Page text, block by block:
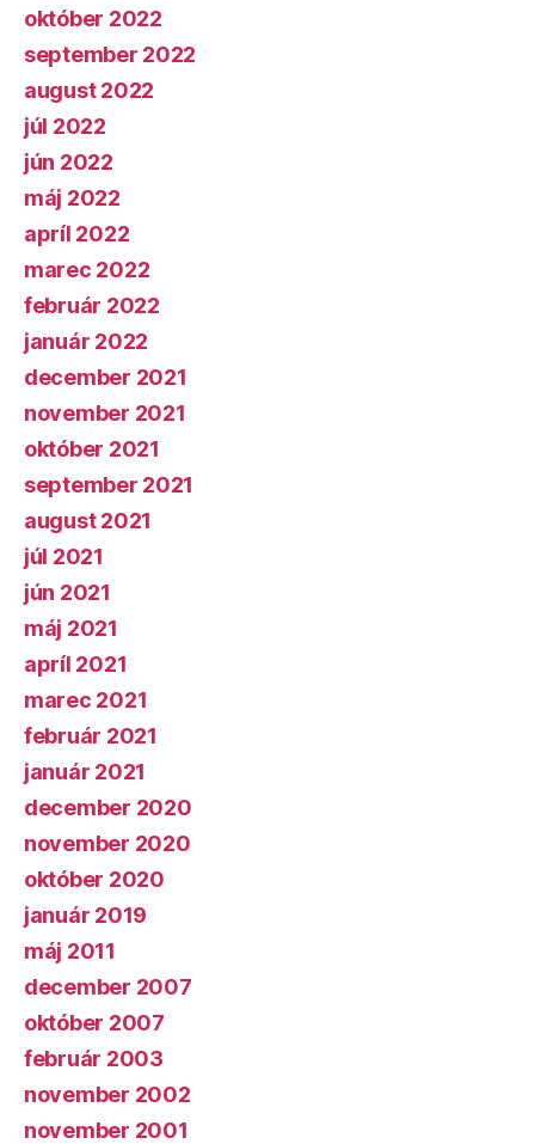
október 2022
september 2022
august 2022
júl 2022
jún 2022
máj 2022
apríl 2022
marec 2022
február 2022
január 2022
december 2021
november 2021
október 2021
september 2021
august 2021
júl 2021
jún 2021
máj 2021
apríl 2021
marec 2021
február 2021
január 2021
december 2020
november 2020
október 2020
január 2019
máj 2011
december 2007
október 2007
február 2003
november 2002
november 2001